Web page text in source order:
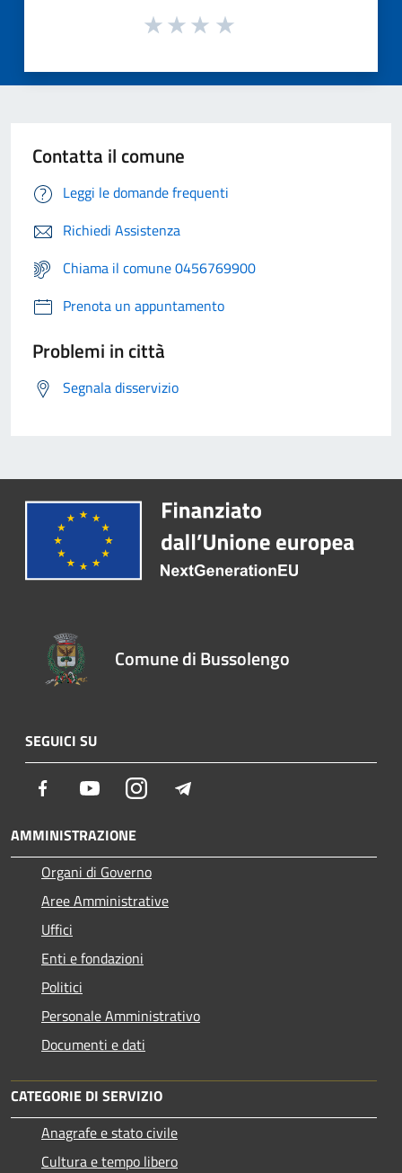
Contatta il comune
Leggi le domande frequenti
Richiedi Assistenza
Chiama il comune 0456769900
Prenota un appuntamento
Problemi in città
Segnala disservizio
Comune di Bussolengo
SEGUICI SU
Facebook YoutubeInstagram
AMMINISTRAZIONE
Organi di Governo
Aree Amministrative
Uffici
Enti e fondazioni
Politici
Personale Amministrativo
Documenti e dati
CATEGORIE DI SERVIZIO
Anagrafe e stato civile
Cultura e tempo libero